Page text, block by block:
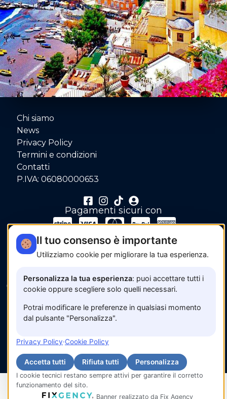
Chi siamo
News
Privacy Policy
Termini e condizioni
Contatti
P.IVA: 06080000653
Pagamenti sicuri con
© 2026 www.amalfisunset.it —Fix Agency— Facciamo
IT
Il tuo consenso è importante
Utilizziamo cookie per migliorare la tua esperienza.
Personalizza la tua esperienza: puoi accettare tutti i
cookie oppure scegliere solo quelli necessari.
Potrai modificare le preferenze in qualsiasi momento
dal pulsante "Personalizza".
Privacy Policy·Cookie Policy
Accetta tutti Rifiuta tutti Personalizza
I cookie tecnici restano sempre attivi per garantire il corretto
funzionamento del sito.
Banner realizzato da Fix Agency